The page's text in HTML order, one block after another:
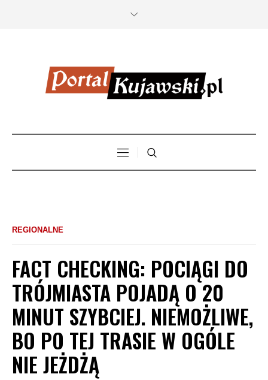
REGIONALNE
FACT CHECKING: POCIĄGI DO
TRÓJMIASTA POJADĄ O 20
MINUT SZYBCIEJ. NIEMOŻLIWE,
BO PO TEJ TRASIE W OGÓLE
NIE JEŻDŻĄ